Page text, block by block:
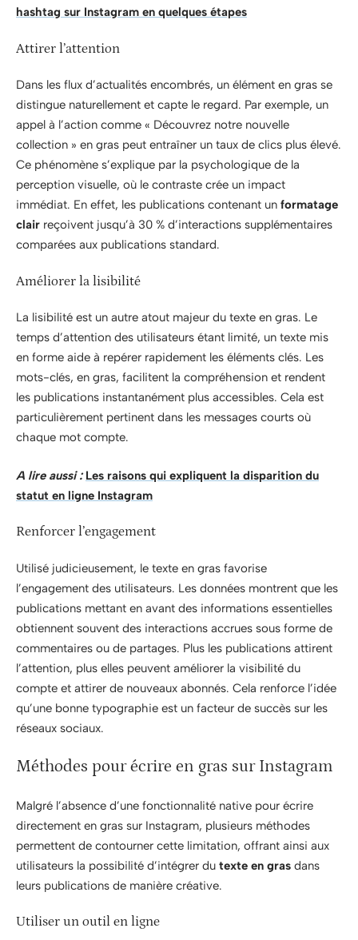
hashtag sur Instagram en quelques étapes
Attirer l’attention
Dans les flux d’actualités encombrés, un élément en gras se
distingue naturellement et capte le regard. Par exemple, un
appel à l’action comme « Découvrez notre nouvelle
collection » en gras peut entraîner un taux de clics plus élevé.
Ce phénomène s’explique par la psychologique de la
perception visuelle, où le contraste crée un impact
immédiat. En effet, les publications contenant un formatage
clair reçoivent jusqu’à 30 % d’interactions supplémentaires
comparées aux publications standard.
Améliorer la lisibilité
La lisibilité est un autre atout majeur du texte en gras. Le
temps d’attention des utilisateurs étant limité, un texte mis
en forme aide à repérer rapidement les éléments clés. Les
mots-clés, en gras, facilitent la compréhension et rendent
les publications instantanément plus accessibles. Cela est
particulièrement pertinent dans les messages courts où
chaque mot compte.
A lire aussi : Les raisons qui expliquent la disparition du
statut en ligne Instagram
Renforcer l’engagement
Utilisé judicieusement, le texte en gras favorise
l’engagement des utilisateurs. Les données montrent que les
publications mettant en avant des informations essentielles
obtiennent souvent des interactions accrues sous forme de
commentaires ou de partages. Plus les publications attirent
l’attention, plus elles peuvent améliorer la visibilité du
compte et attirer de nouveaux abonnés. Cela renforce l’idée
qu’une bonne typographie est un facteur de succès sur les
réseaux sociaux.
Méthodes pour écrire en gras sur Instagram
Malgré l’absence d’une fonctionnalité native pour écrire
directement en gras sur Instagram, plusieurs méthodes
permettent de contourner cette limitation, offrant ainsi aux
utilisateurs la possibilité d’intégrer du texte en gras dans
leurs publications de manière créative.
Utiliser un outil en ligne